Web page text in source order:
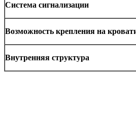
Система сигнализации
Возможность крепления на
Внутренняя структура